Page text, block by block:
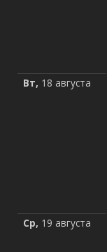
Вт, 18 августа
Ср, 19 августа